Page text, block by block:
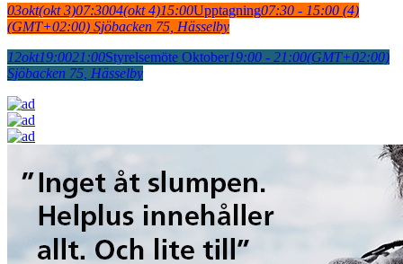
03okt(okt 3)07:3004(okt 4)15:00Upptagning07:30 - 15:00 (4)
(GMT+02:00) Sjöbacken 75, Hässelby
12okt19:0021:00Styrelsemöte Oktober19:00 - 21:00(GMT+02:00)
Sjöbacken 75, Hässelby